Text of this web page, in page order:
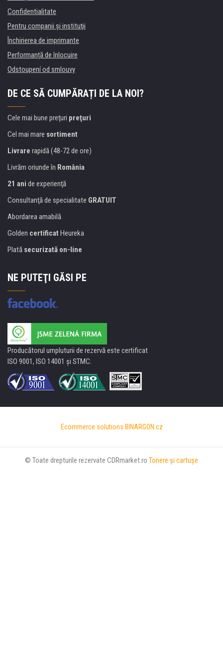
Confidentialitate
Pentru companii și instituţii
Închirierea de imprimante
Performanță de înlocuire
Odstoupení od smlouvy
DE CE SĂ CUMPĂRAȚI DE LA NOI?
Cele mai bune preţuri preţuri
Cel mai mare sortiment
Livrare rapidă (48-72 de ore)
Livrăm oriunde în România
21 ani de experienţă
Consultanţă de specialitate GRATUIT
Abordarea amabilă
Golden certificat Heureka
Plată securizată on-line
NE PUTEŢI GĂSI PE
Producătorul umpluturii de rezervă este certificat
ISO 9001, ISO 14001 şi STMC.
Ecommerce solutions BINARGON.cz
© Toate drepturile rezervate CDRmarket.ro Tonere şi cartuşe